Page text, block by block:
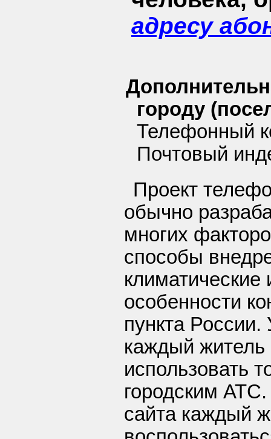
адресу
городу
Телефонный
Почтовый
Проект
обычно
многих
способы
климатические
особенности
пункта
каждый
использовать
городским
сайта каждый